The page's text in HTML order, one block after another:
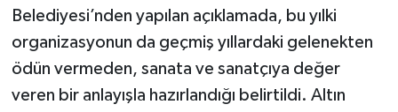
Belediyesi’nden yapılan açıklamada, bu yılki
organizasyonun da geçmiş yıllardaki gelenekten
ödün vermeden, sanata ve sanatçıya değer
veren bir anlayışla hazırlandığı belirtildi. Altın